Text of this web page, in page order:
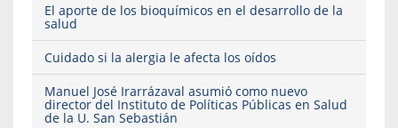
El aporte de los bioquímicos en el desarrollo de la
salud
Cuidado si la alergia le afecta los oídos
Manuel José Irarrázaval asumió como nuevo
director del Instituto de Políticas Públicas en Salud
de la U. San Sebastián